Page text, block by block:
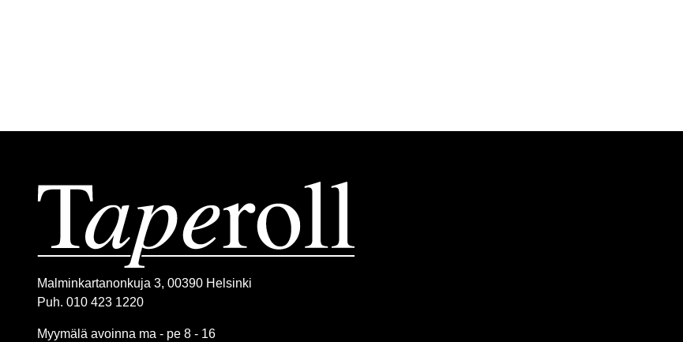
Malminkartanonkuja 3, 00390 Helsinki
Puh. 010 423 1220
Myymälä avoinna ma - pe 8 - 16